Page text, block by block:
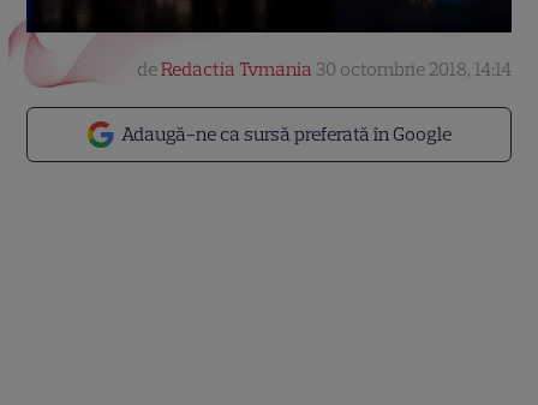
Adaugă-ne ca sursă preferată în Google
deRedactia Tvmania 30 octombrie 2018, 14:14